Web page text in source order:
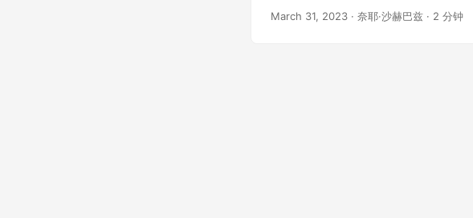
March 31, 2023 · 奈耶·沙赫巴兹 · 2 分钟